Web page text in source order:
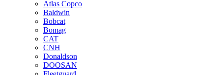
Atlas Copco
Baldwin
Bobcat
Bomag
CAT
CNH
Donaldson
DOOSAN